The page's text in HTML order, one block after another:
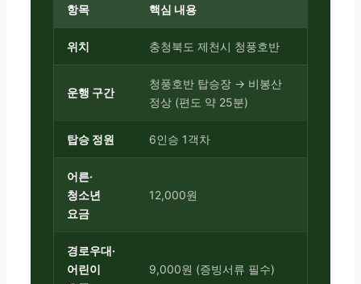
항목 핵심 내용
위치 충청북도 제천시 청풍호반
운행 구간
청풍호반 탑승장 → 비봉산
정상 (편도 약 25분)
탑승 정원 6인승 1객차
어른·
청소년
요금
12,000원
경로우대·
어린이
9,000원 (증빙서류 필수)